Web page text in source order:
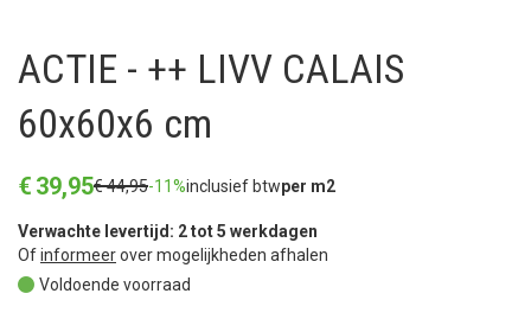
ACTIE - ++ LIVV CALAIS
60x60x6 cm
€ 39,95€44,95-11%inclusief btwper m2
Verwachte levertijd: 2 tot 5 werkdagen
Ofinformeerover mogelijkheden afhalen
Voldoende voorraad